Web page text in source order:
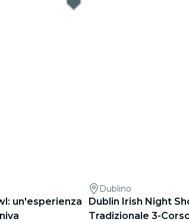
un'esperienza
Dublino
Dublin Irish Night
Tradizionale 3-